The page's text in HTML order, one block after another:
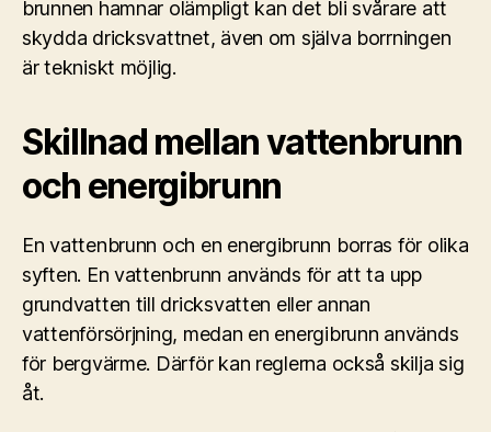
brunnen hamnar olämpligt kan det bli svårare att
skydda dricksvattnet, även om själva borrningen
är tekniskt möjlig.
Skillnad mellan vattenbrunn
och energibrunn
En vattenbrunn och en energibrunn borras för olika
syften. En vattenbrunn används för att ta upp
grundvatten till dricksvatten eller annan
vattenförsörjning, medan en energibrunn används
för bergvärme. Därför kan reglerna också skilja sig
åt.